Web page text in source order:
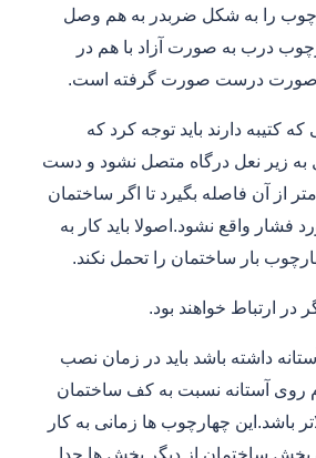
را به شکل ضربدر به هم وصل
درب به صورت آزاد با هم در
صورت درست صورت گرفته است.
کتیبه دارند باید توجه کرد که
زیر نعل درگاه متصل نشود و دست
1 تا 2 سانتی متر از آن فاصله بگیرد تا اگر ساختمان
واقع نشود.اصولا باید کار به
بار ساختمان را تحمل نکند.
ارتباط خواهند بود.
داشته باشد باید در زمان نصب
روی آستانه نسبت به کف ساختمان
متر بالاتر باشد.این چهارچوب ها زمانی به کار
بخش ساختمان از دیگر بخش ها جدا